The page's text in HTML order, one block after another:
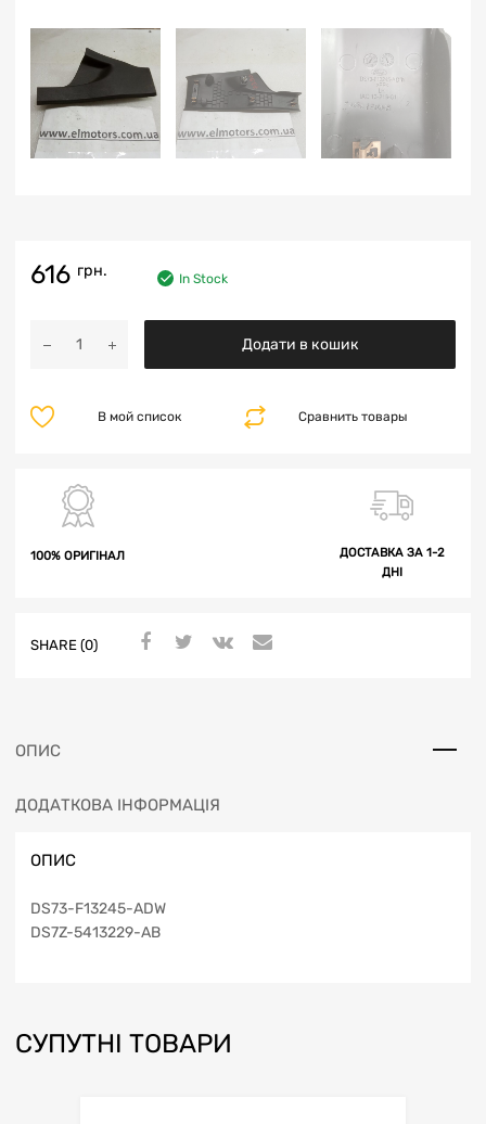
616 грн. In Stock
Додати в кошик
Сравнить товары
В мой список
100% ОРИГІНАЛ
ДОСТАВКА ЗА 1-2
ДНІ
SHARE (0)
ОПИС
ДОДАТКОВА ІНФОРМАЦІЯ
ОПИС
DS73-F13245-ADW
DS7Z-5413229-AB
СУПУТНІ ТОВАРИ